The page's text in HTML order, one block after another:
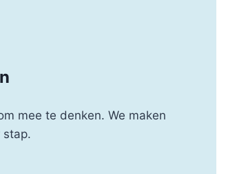
mee te denken. We maken
stap.